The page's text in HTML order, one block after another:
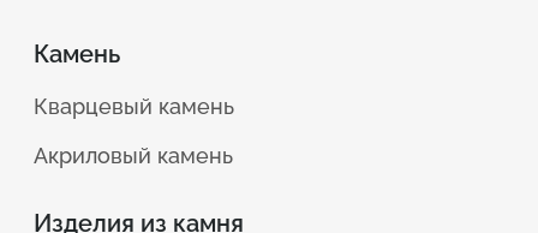
Камень
Кварцевый камень
Акриловый камень
Изделия из камня